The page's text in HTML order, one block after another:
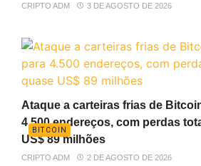
CRIPTO ADM 3 DE AGOSTO DE 2026
BITCOIN
Ataque a carteiras frias de
4.500 endereços, com perdas
US$ 89 milhões
CRIPTO ADM 2 DE AGOSTO DE 2026